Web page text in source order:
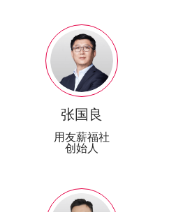
张国良
用友薪福社
创始人